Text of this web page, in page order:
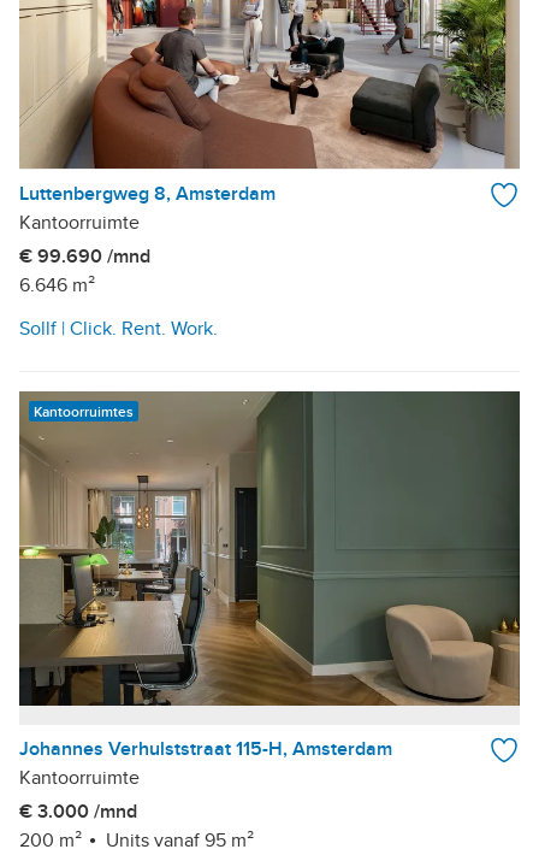
Luttenbergweg 8, Amsterdam
Kantoorruimte
€ 99.690 /mnd
6.646 m²
Sollf | Click. Rent. Work.
Kantoorruimtes
Johannes Verhulststraat 115-H, Amsterdam
Kantoorruimte
€ 3.000 /mnd
200 m²
Units vanaf 95 m²